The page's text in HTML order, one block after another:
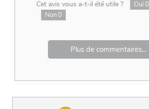
Cet avis vous a-t-il été utile ?
Oui 0
Non0
Plus de commentaires...